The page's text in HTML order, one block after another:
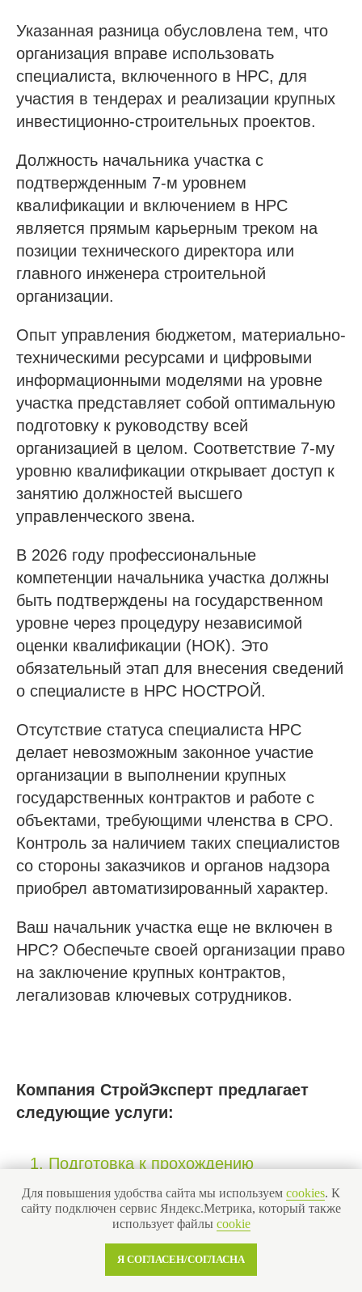
Для повышения удобства сайта мы используем cookies. К
сайту подключен сервис Яндекс.Метрика, который также
использует файлы cookie
Я СОГЛАСЕН/СОГЛАСНА
Указанная разница обусловлена тем, что
организация вправе использовать
специалиста, включенного в НРС, для
участия в тендерах и реализации крупных
инвестиционно-строительных проектов.
Должность начальника участка с
подтвержденным 7-м уровнем
квалификации и включением в НРС
является прямым карьерным треком на
позиции технического директора или
главного инженера строительной
организации.
Опыт управления бюджетом, материально-
техническими ресурсами и цифровыми
информационными моделями на уровне
участка представляет собой оптимальную
подготовку к руководству всей
организацией в целом. Соответствие 7-му
уровню квалификации открывает доступ к
занятию должностей высшего
управленческого звена.
В 2026 году профессиональные
компетенции начальника участка должны
быть подтверждены на государственном
уровне через процедуру независимой
оценки квалификации (НОК). Это
обязательный этап для внесения сведений
о специалисте в НРС НОСТРОЙ.
Отсутствие статуса специалиста НРС
делает невозможным законное участие
организации в выполнении крупных
государственных контрактов и работе с
объектами, требующими членства в СРО.
Контроль за наличием таких специалистов
со стороны заказчиков и органов надзора
приобрел автоматизированный характер.
Ваш начальник участка еще не включен в
НРС? Обеспечьте своей организации право
на заключение крупных контрактов,
легализовав ключевых сотрудников.
Компания СтройЭксперт предлагает
следующие услуги:
Подготовка к прохождению
независимой оценки квалификации
предоставление доступа к актуальной
базе тестовых заданий для 7-го
уровня квалификации.
Сопровождение внесения в НРС